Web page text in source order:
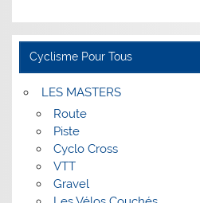
Cyclisme Pour Tous
LES MASTERS
Route
Piste
Cyclo Cross
VTT
Gravel